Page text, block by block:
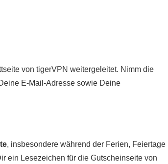
von tigerVPN weitergeleitet. Nimm die
E-Mail-Adresse sowie Deine
, insbesondere während der Ferien, Feiertage
ein Lesezeichen für die Gutscheinseite von